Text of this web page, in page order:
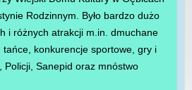
Rodzinnym. Było bardzo dużo
i różnych atrakcji m.in. dmuchane
konkurencje sportowe, gry i
Policji, Sanepid oraz mnóstwo